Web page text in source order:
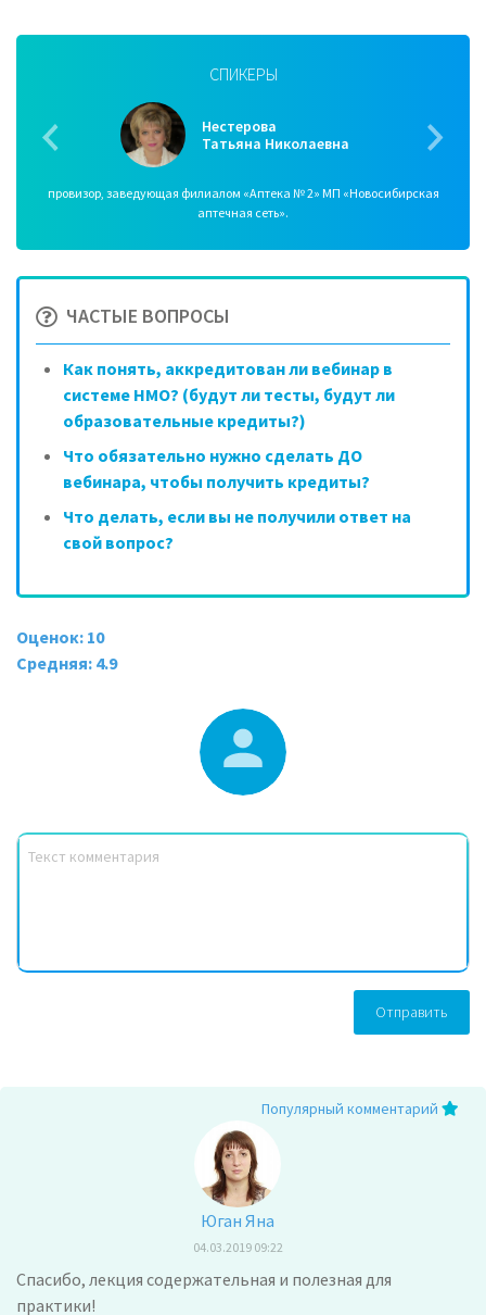
СПИКЕРЫ
Нестерова
Татьяна Николаевна
провизор, заведующая филиалом «Аптека № 2» МП «Новосибирская
аптечная сеть».
ЧАСТЫЕ ВОПРОСЫ
Как понять, аккредитован ли вебинар в
системе НМО? (будут ли тесты, будут ли
образовательные кредиты?)
Что обязательно нужно сделать ДО
вебинара, чтобы получить кредиты?
Что делать, если вы не получили ответ на
свой вопрос?
Оценок: 10
Средняя: 4.9
Отправить
Популярный комментарий
Юган Яна
04.03.2019 09:22
Спасибо, лекция содержательная и полезная для
практики!